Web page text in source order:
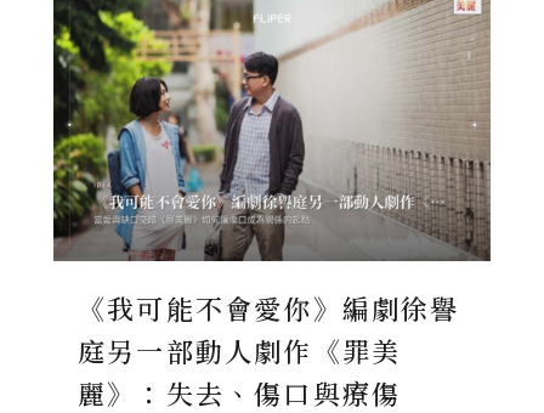
《我可能不會愛你》編劇徐譽
庭另一部動人劇作《罪美
麗》：失去、傷口與療傷